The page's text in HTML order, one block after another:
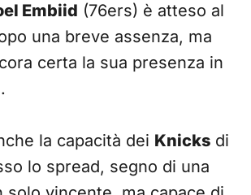
Embiid (76ers) è atteso al
una breve assenza, ma
certa la sua presenza in
la capacità dei Knicks di
lo spread, segno di una